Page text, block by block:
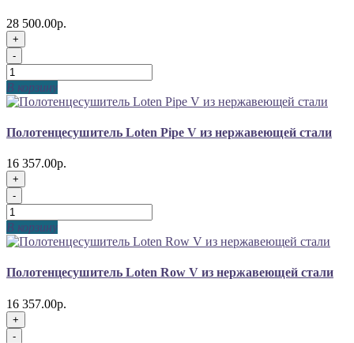
28 500.00р.
+
-
В корзину
Полотенцесушитель Loten Pipe V из нержавеющей стали
16 357.00р.
+
-
В корзину
Полотенцесушитель Loten Row V из нержавеющей стали
16 357.00р.
+
-